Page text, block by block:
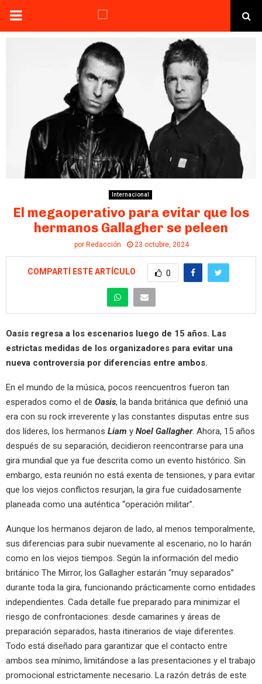
PRIMARY
Internacional
El megaoperativo para evitar que los
hermanos Gallagher se peleen
por Redacción 23 octubre, 2024
COMPARTÍ ESTE ARTÍCULO 0
Oasis regresa a los escenarios luego de 15 años. Las
estrictas medidas de los organizadores para evitar una
nueva controversia por diferencias entre ambos.
En el mundo de la música, pocos reencuentros fueron tan
esperados como el de Oasis, la banda británica que definió una
era con su rock irreverente y las constantes disputas entre sus
dos líderes, los hermanos Liam y Noel Gallagher. Ahora, 15 años
después de su separación, decidieron reencontrarse para una
gira mundial que ya fue descrita como un evento histórico. Sin
embargo, esta reunión no está exenta de tensiones, y para evitar
que los viejos conflictos resurjan, la gira fue cuidadosamente
planeada como una auténtica “operación militar”.
Aunque los hermanos dejaron de lado, al menos temporalmente,
sus diferencias para subir nuevamente al escenario, no lo harán
como en los viejos tiempos. Según la información del medio
británico The Mirror, los Gallagher estarán “muy separados”
durante toda la gira, funcionando prácticamente como entidades
independientes. Cada detalle fue preparado para minimizar el
riesgo de confrontaciones: desde camarines y áreas de
preparación separados, hasta itinerarios de viaje diferentes.
Todo está diseñado para garantizar que el contacto entre
ambos sea mínimo, limitándose a las presentaciones y el trabajo
promocional estrictamente necesario. La razón detrás de este